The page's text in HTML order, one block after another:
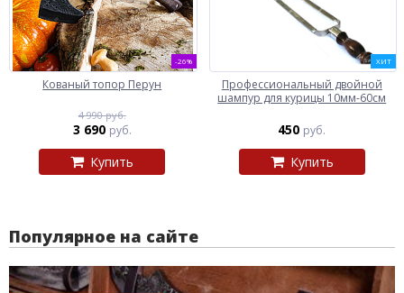
-26%
Кованый топор Перун
4 990 руб.
3 690 руб.
Купить
ХИТ
Профессиональный двойной
шампур для курицы 10мм-60см
450 руб.
Купить
Популярное на сайте